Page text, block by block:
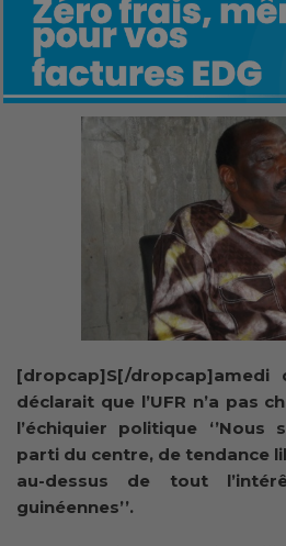
[dropcap]S[/dropcap]amedi
déclarait que l’UFR n’a pas
l’échiquier politique
parti du centre, de tendance
au-dessus de tout
guinéennes’’.